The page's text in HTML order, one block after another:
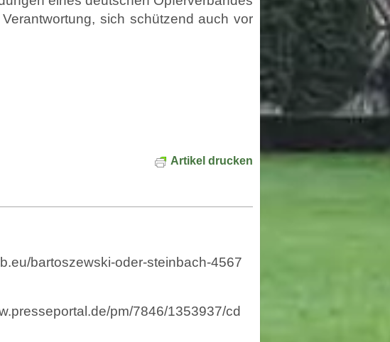
sich schützend auch vor
Artikel drucken
bartoszewski-oder-steinbach-4567
pm/7846/1353937/cd